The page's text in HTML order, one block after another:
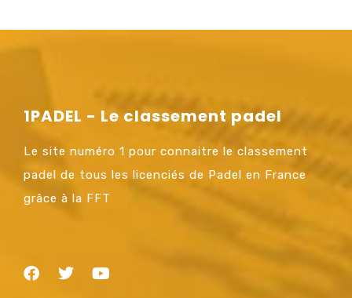
1PADEL - Le classement padel
Le site numéro 1 pour connaitre le classement
padel de tous les licenciés de Padel en France
grâce à la FFT